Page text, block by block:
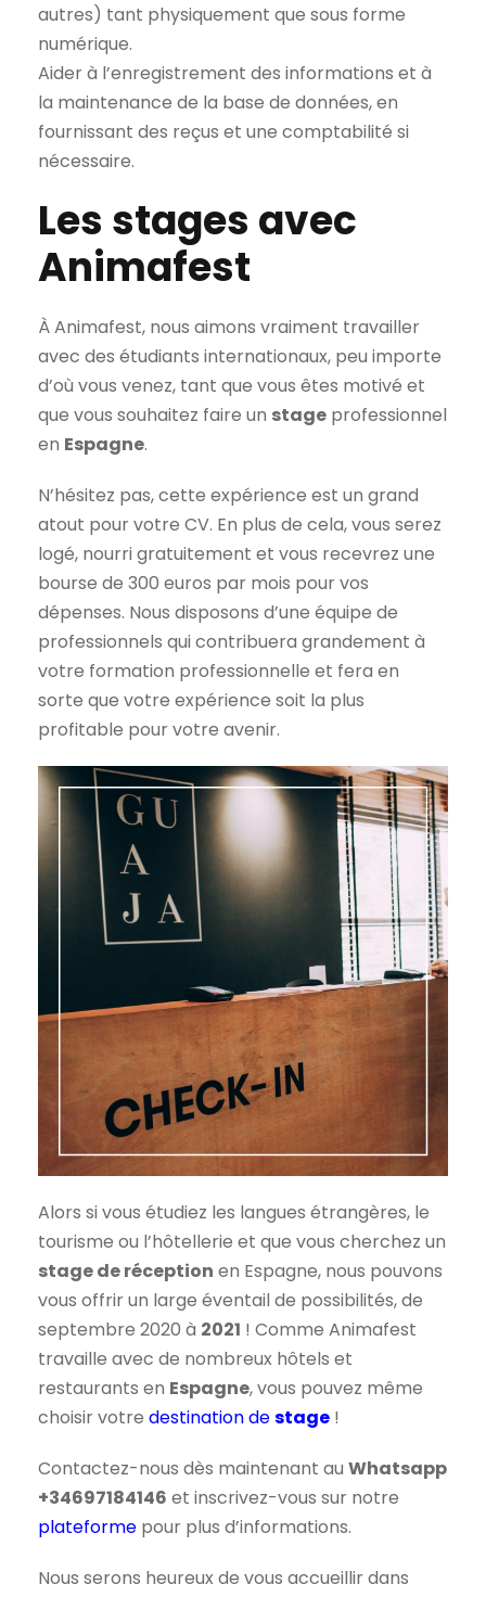
autres) tant physiquement que sous forme
numérique.
Aider à l’enregistrement des informations et à
la maintenance de la base de données, en
fournissant des reçus et une comptabilité si
nécessaire.
Les stages avec
Animafest
À Animafest, nous aimons vraiment travailler
avec des étudiants internationaux, peu importe
d’où vous venez, tant que vous êtes motivé et
que vous souhaitez faire un stage professionnel
en Espagne.
N’hésitez pas, cette expérience est un grand
atout pour votre CV. En plus de cela, vous serez
logé, nourri gratuitement et vous recevrez une
bourse de 300 euros par mois pour vos
dépenses. Nous disposons d’une équipe de
professionnels qui contribuera grandement à
votre formation professionnelle et fera en
sorte que votre expérience soit la plus
profitable pour votre avenir.
Alors si vous étudiez les langues étrangères, le
tourisme ou l’hôtellerie et que vous cherchez un
stage de réception en Espagne, nous pouvons
vous offrir un large éventail de possibilités, de
septembre 2020 à 2021 ! Comme Animafest
travaille avec de nombreux hôtels et
restaurants en Espagne, vous pouvez même
choisir votre destination destage !
Contactez-nous dès maintenant au Whatsapp
+34697184146 et inscrivez-vous sur notre
plateforme pour plus d’informations.
Nous serons heureux de vous accueillir dans